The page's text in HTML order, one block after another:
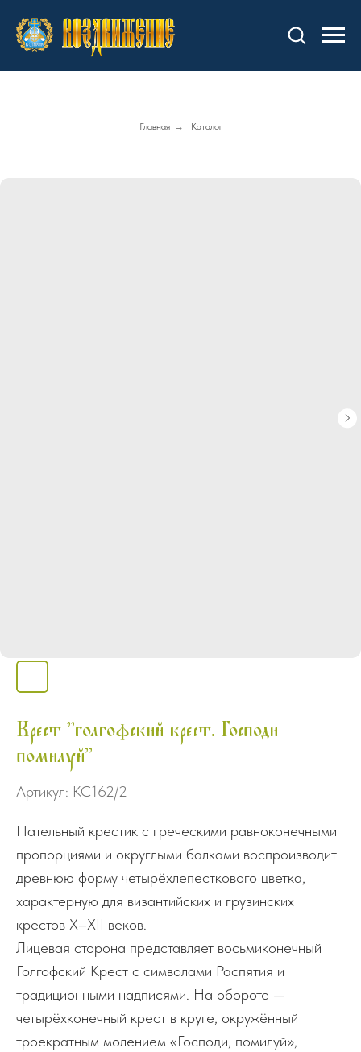
Главная → Каталог
Крест "голгофский крест. Господи
помилуй"
Артикул: КС162/2
Нательный крестик с греческими равноконечными
пропорциями и округлыми балками воспроизводит
древнюю форму четырёхлепесткового цветка,
характерную для византийских и грузинских
крестов X–XII веков.
Лицевая сторона представляет восьмиконечный
Голгофский Крест с символами Распятия и
традиционными надписями. На обороте —
четырёхконечный крест в круге, окружённый
троекратным молением «Господи, помилуй»,